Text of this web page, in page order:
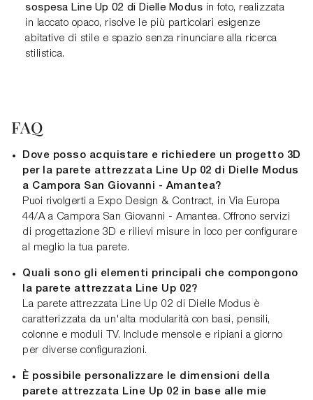
sospesa Line Up 02 di Dielle Modus in foto, realizzata
in laccato opaco, risolve le più particolari esigenze
abitative di stile e spazio senza rinunciare alla ricerca
stilistica.
FAQ
Dove posso acquistare e richiedere un progetto 3D
per la parete attrezzata Line Up 02 di Dielle Modus
a Campora San Giovanni - Amantea?
Puoi rivolgerti a Expo Design & Contract, in Via Europa
44/A a Campora San Giovanni - Amantea. Offrono servizi
di progettazione 3D e rilievi misure in loco per configurare
al meglio la tua parete.
Quali sono gli elementi principali che compongono
la parete attrezzata Line Up 02?
La parete attrezzata Line Up 02 di Dielle Modus è
caratterizzata da un'alta modularità con basi, pensili,
colonne e moduli TV. Include mensole e ripiani a giorno
per diverse configurazioni.
È possibile personalizzare le dimensioni della
parete attrezzata Line Up 02 in base alle mie